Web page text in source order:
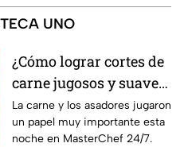
UNO
¿Cómo lograr cortes de
carne jugosos y suaves
al estilo MasterChef
24/7?
La carne y los asadores jugaron
un papel muy importante esta
noche en MasterChef 24/7.